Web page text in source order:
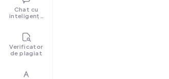
Chat cu
inteligență
Verificator
de plagiat